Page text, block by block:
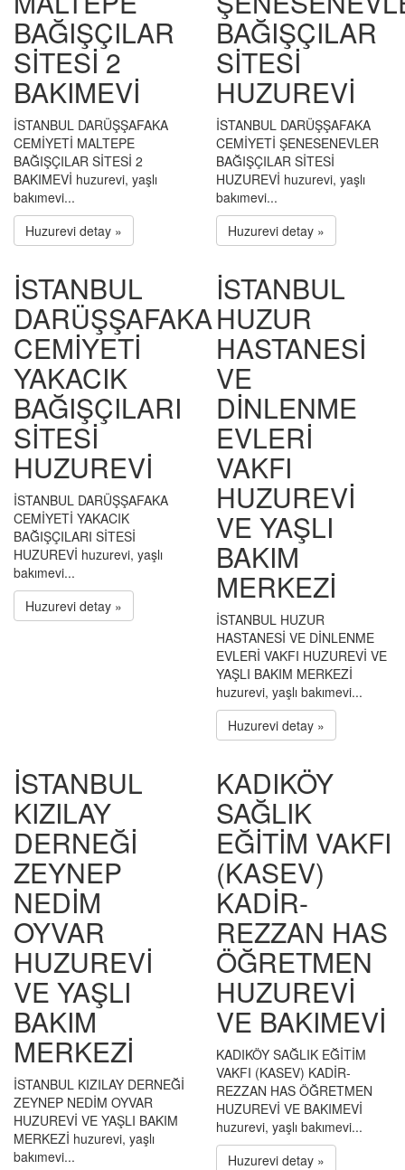
BAĞIŞÇILAR
SİTESİ 2
BAKIMEVİ
İSTANBUL DARÜŞŞAFAKA
CEMİYETİ MALTEPE
BAĞIŞÇILAR SİTESİ 2
BAKIMEVİ huzurevi, yaşlı
bakımevi...
Huzurevi detay »
BAĞIŞÇILAR
SİTESİ
HUZUREVİ
İSTANBUL DARÜŞŞAFAKA
CEMİYETİ ŞENESENEVLER
BAĞIŞÇILAR SİTESİ
HUZUREVİ huzurevi, yaşlı
bakımevi...
Huzurevi detay »
İSTANBUL
DARÜŞŞAFAKA
CEMİYETİ
YAKACIK
BAĞIŞÇILARI
SİTESİ
HUZUREVİ
İSTANBUL DARÜŞŞAFAKA
CEMİYETİ YAKACIK
BAĞIŞÇILARI SİTESİ
HUZUREVİ huzurevi, yaşlı
bakımevi...
Huzurevi detay »
İSTANBUL
HUZUR
HASTANESİ
VE
DİNLENME
EVLERİ
VAKFI
HUZUREVİ
VE YAŞLI
BAKIM
MERKEZİ
İSTANBUL HUZUR
HASTANESİ VE DİNLENME
EVLERİ VAKFI HUZUREVİ VE
YAŞLI BAKIM MERKEZİ
huzurevi, yaşlı bakımevi...
Huzurevi detay »
İSTANBUL
KIZILAY
DERNEĞİ
ZEYNEP
NEDİM
OYVAR
HUZUREVİ
VE YAŞLI
BAKIM
MERKEZİ
İSTANBUL KIZILAY DERNEĞİ
ZEYNEP NEDİM OYVAR
HUZUREVİ VE YAŞLI BAKIM
MERKEZİ huzurevi, yaşlı
bakımevi...
KADIKÖY
SAĞLIK
EĞİTİM VAKFI
(KASEV)
KADİR-
REZZAN HAS
ÖĞRETMEN
HUZUREVİ
VE BAKIMEVİ
KADIKÖY SAĞLIK EĞİTİM
VAKFI (KASEV) KADİR-
REZZAN HAS ÖĞRETMEN
HUZUREVİ VE BAKIMEVİ
huzurevi, yaşlı bakımevi...
Huzurevi detay »